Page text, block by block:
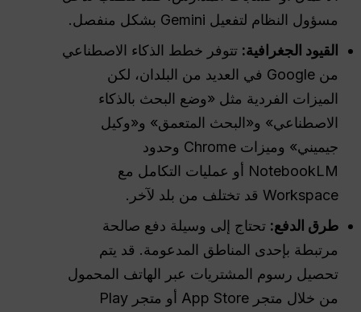
مسؤول النظام لتفعيل Gemini بشكل منفصل.
القيود الجغرافية: تتوفر خطط الذكاء الاصطناعي
من Google في العديد من البلدان، لكن
الميزات الفردية مثل «وضع البحث بالذكاء
الاصطناعي» و«البحث المتعمق» و«وكيل
جيميني» وميزات Chrome وحدود
NotebookLM أو عمليات التكامل مع
Workspace قد تختلف من بلد لآخر.
طرق الدفع: تحتاج إلى وسيلة دفع صالحة
مرتبطة بإحدى المناطق المدعومة. قد يتم
تحصيل رسوم المشتريات عبر الهاتف المحمول
من خلال متجر App Store أو متجر Play